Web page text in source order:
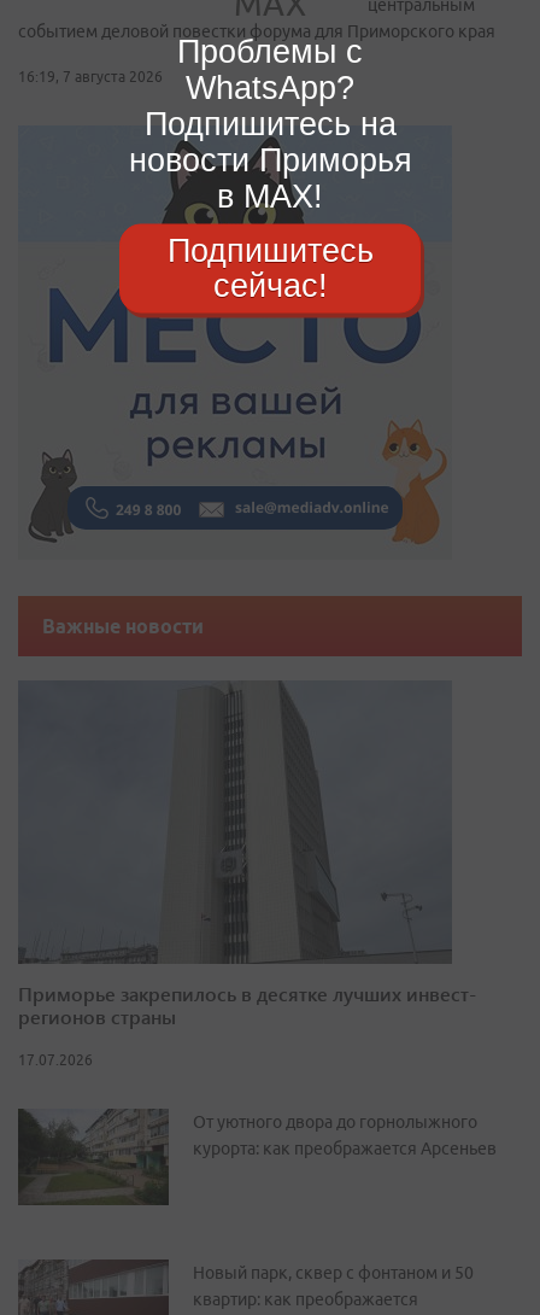
центральным
событием деловой повестки форума для Приморского края
16:19, 7 августа 2026
Важные новости
Приморье закрепилось в десятке лучших инвест-
регионов страны
17.07.2026
От уютного двора до горнолыжного
курорта: как преображается Арсеньев
Новый парк, сквер с фонтаном и 50
квартир: как преображается
Проблемы с
WhatsApp?
Подпишитесь на
новости Приморья
в MAX!
Подпишитесь
сейчас!